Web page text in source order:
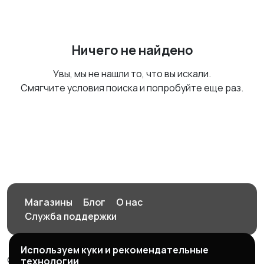
Ничего не найдено
Увы, мы не нашли то, что вы искали.
Смягчите условия поиска и попробуйте еще раз.
Магазины Блог
О нас
Служба поддержки
© 2026 Орен-АЙ - Авто | Недвижимость | Работа |
Используем куки и рекомендательные
технологии